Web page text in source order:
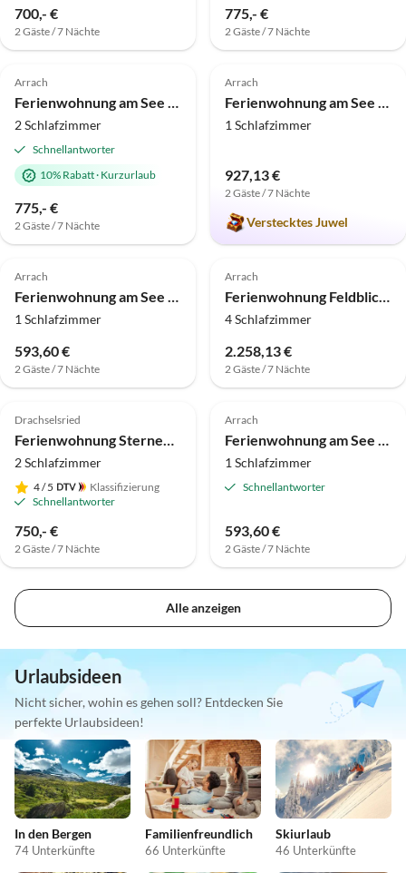
700,- €
2 Gäste / 7 Nächte
775,- €
2 Gäste / 7 Nächte
Top-Inserat
4.8 (3)
Arrach
2 Schlafzimmer
Schnellantworter
10% Rabatt· Kurzurlaub
775,- €
2 Gäste / 7 Nächte
5.0 (3)
Arrach
1 Schlafzimmer
927,13 €
2 Gäste / 7 Nächte
Verstecktes Juwel
4.6 (2)
Arrach
1 Schlafzimmer
593,60 €
2 Gäste / 7 Nächte
Top-Inserat
5.0 (2)
Arrach
4 Schlafzimmer
2.258,13 €
2 Gäste / 7 Nächte
4.8 (1)
Drachselsried
2 Schlafzimmer
4/ 5
Klassifizierung
Schnellantworter
750,- €
2 Gäste / 7 Nächte
Top-Inserat
Arrach
1 Schlafzimmer
Schnellantworter
593,60 €
2 Gäste / 7 Nächte
Alle anzeigen
Urlaubsideen
Nicht sicher, wohin es gehen soll? Entdecken Sie
perfekte Urlaubsideen!
In den Bergen
74 Unterkünfte
Familienfreundlich
66 Unterkünfte
Skiurlaub
46 Unterkünfte